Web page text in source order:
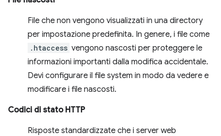
File che non vengono visualizzati in una directory
per impostazione predefinita. In genere, i file come
.htaccess vengono nascosti per proteggere le
informazioni importanti dalla modifica accidentale.
Devi configurare il file system in modo da vedere e
modificare i file nascosti.
Codici di stato HTTP
Risposte standardizzate che i server web